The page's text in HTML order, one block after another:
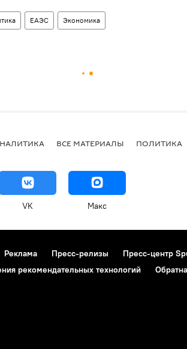
ЕАЭС Экономика
ВСЕ МАТЕРИАЛЫ ПОЛИТИКА
VK Макс
Реклама Пресс-релизы Пресс-центр
рекомендательных технологий